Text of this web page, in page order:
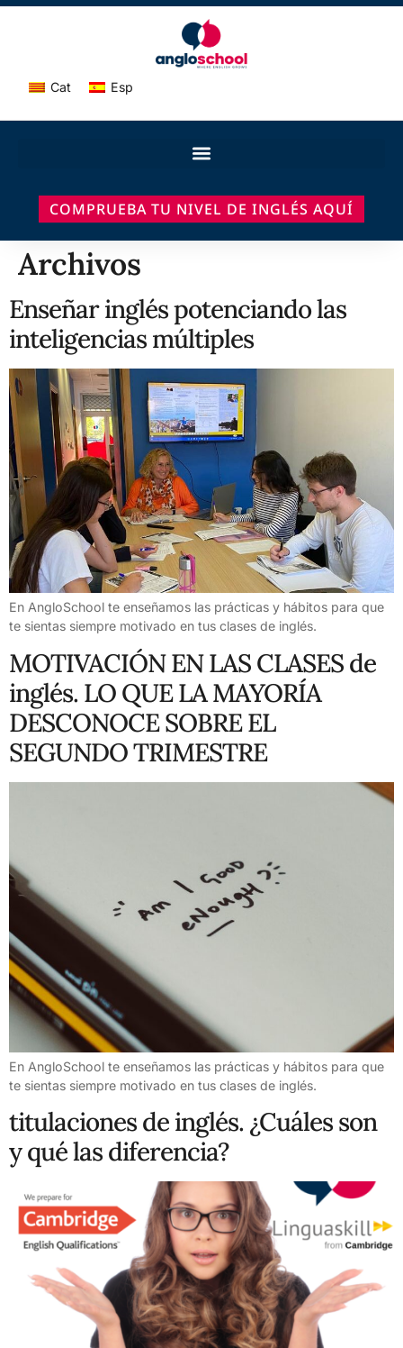
Cat Esp
COMPRUEBA TU NIVEL DE INGLÉS AQUÍ
Archivos
Enseñar inglés potenciando las
inteligencias múltiples
En AngloSchool te enseñamos las prácticas y hábitos para que
te sientas siempre motivado en tus clases de inglés.
MOTIVACIÓN EN LAS CLASES de
inglés. LO QUE LA MAYORÍA
DESCONOCE SOBRE EL
SEGUNDO TRIMESTRE
En AngloSchool te enseñamos las prácticas y hábitos para que
te sientas siempre motivado en tus clases de inglés.
titulaciones de inglés. ¿Cuáles son
y qué las diferencia?